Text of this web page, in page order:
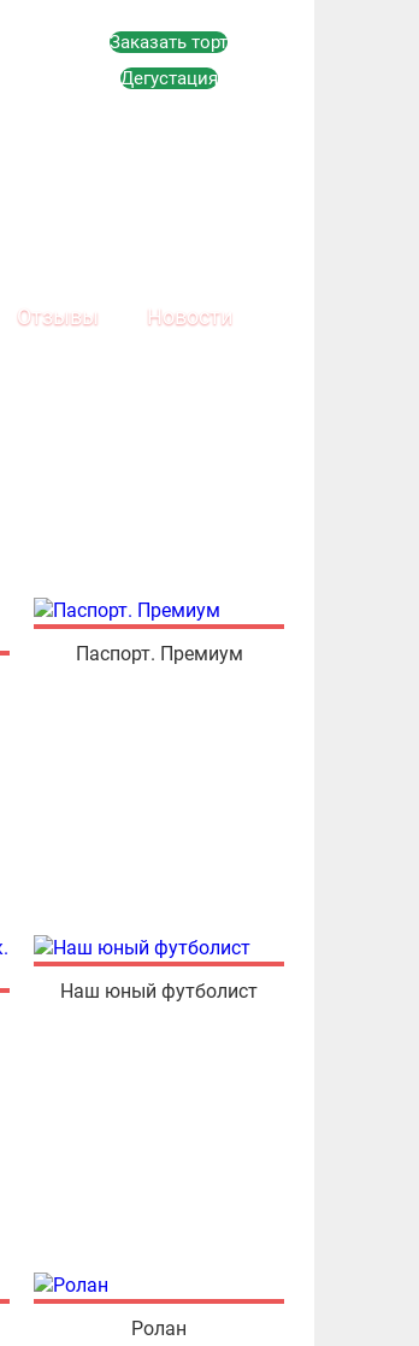
Заказать торт
Дегустация
Отзывы Новости
Паспорт. Премиум
Наш юный футболист
Ролан